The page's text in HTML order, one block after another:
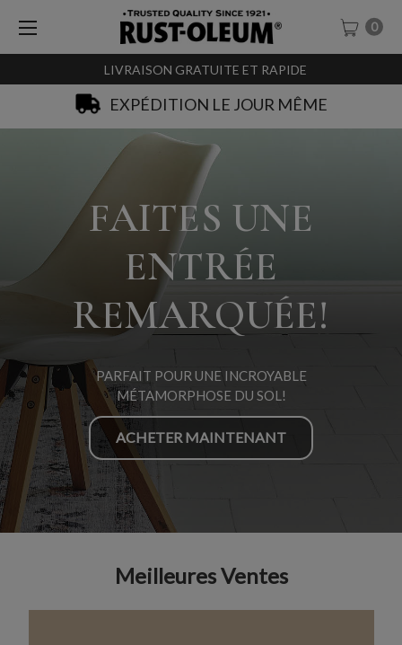
LIVRAISON GRATUITE ET RAPIDE
0
SACHET-TESTEURS À 0,99€
FAITES UNE
ENTRÉE
REMARQUÉE!
PARFAIT POUR UNE INCROYABLE
MÉTAMORPHOSE DU SOL!
ACHETER MAINTENANT
Meilleures Ventes